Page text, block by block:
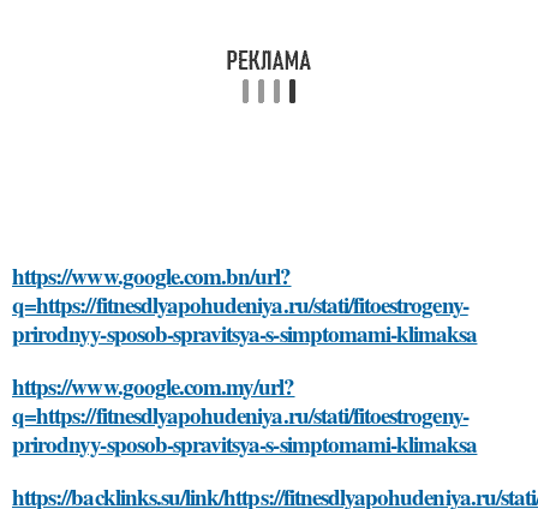
https://www.google.com.bn/url?
q=https://fitnesdlyapohudeniya.ru/stati/fitoestrogeny-
prirodnyy-sposob-spravitsya-s-simptomami-klimaksa
https://www.google.com.my/url?
q=https://fitnesdlyapohudeniya.ru/stati/fitoestrogeny-
prirodnyy-sposob-spravitsya-s-simptomami-klimaksa
https://backlinks.su/link/https://fitnesdlyapohudeniya.ru/